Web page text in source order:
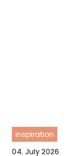
inspiration
04. July 2026